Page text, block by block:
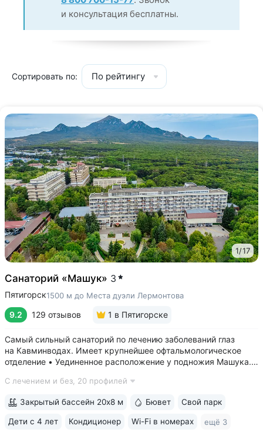
и консультация бесплатны.
Сортировать по: По рейтингу
1/17
Санаторий «Машук» 3
Пятигорск1500 м до Места дуэли Лермонтова
9.2 129 отзывов 1 в Пятигорске
Самый сильный санаторий по лечению заболеваний глаз
на Кавминводах. Имеет крупнейшее офтальмологическое
отделение • Уединенное расположение у подножия Машука.
площадка Ворота любви, начало терренкура вокруг Машука.
С лечением и без, 20 профилей
Закрытый бассейн 20х8 м Бювет Свой парк
Дети с 4 лет Кондиционер Wi-Fi в номерах ещё 3